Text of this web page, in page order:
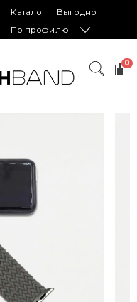
Каталог
Выгодно
По профилю
0